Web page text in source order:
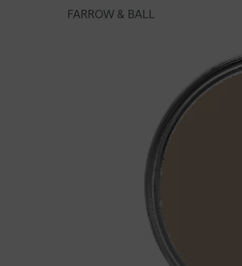
FARROW & BALL